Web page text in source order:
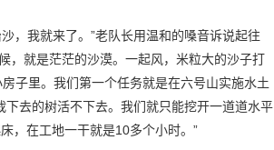
，我就来了。”老队长用温和的嗓音诉说起往
就是茫茫的沙漠。一起风，米粒大的沙子打
子里。我们第一个任务就是在六号山实施水土
去的树活不下去。我们就只能挖开一道道水平
，在工地一干就是10多个小时。”